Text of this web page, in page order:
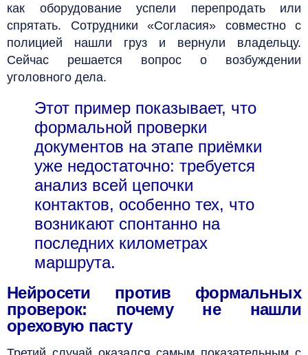
как оборудование успели перепродать или
спрятать. Сотрудники «Согласия» совместно с
полицией нашли груз и вернули владельцу.
Сейчас решается вопрос о возбуждении
уголовного дела.
Этот пример показывает, что
формальной проверки
документов на этапе приёмки
уже недостаточно: требуется
анализ всей цепочки
контактов, особенно тех, что
возникают спонтанно на
последних километрах
маршрута.
Нейросети против формальных
проверок: почему не нашли
ореховую пасту